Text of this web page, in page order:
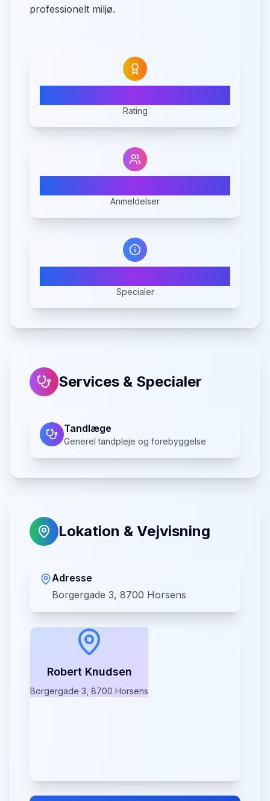
professionelt miljø.
Rating
Anmeldelser
Specialer
Services & Specialer
Tandlæge
Generel tandpleje og forebyggelse
Lokation & Vejvisning
Adresse
Borgergade 3, 8700 Horsens
Robert Knudsen
Borgergade 3, 8700 Horsens